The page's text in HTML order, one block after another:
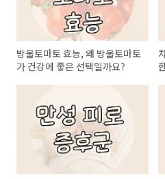
방울토마토 효능, 왜 방울토마토
가 건강에 좋은 선택일까요?